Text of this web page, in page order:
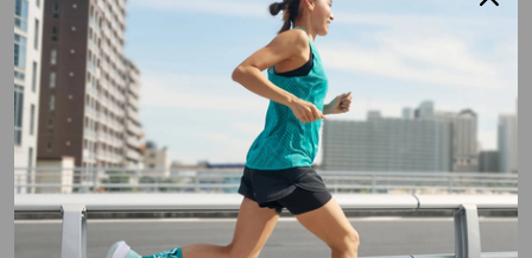
LIU-JO
Portafoglio Faiza
€ 59,00
2 colori
LIU-JO
Portafoglio Faiza
€ 59,00
2 colori